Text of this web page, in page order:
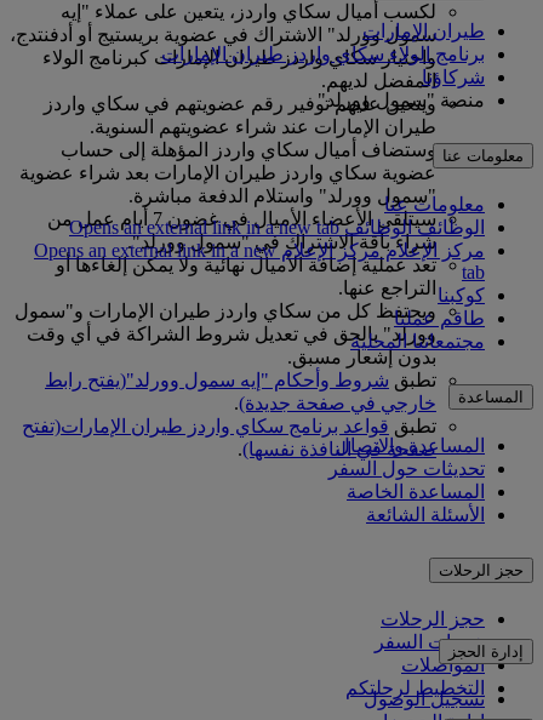
لكسب أميال سكاي واردز، يتعين على عملاء "إيه
سمول وورلد" الاشتراك في عضوية بريستيج أو أدفنتدج،
واختيار سكاي واردز طيران الإمارات كبرنامج الولاء
المفضل لديهم.
ويتعين عليهم توفير رقم عضويتهم في سكاي واردز
طيران الإمارات عند شراء عضويتهم السنوية.
وستضاف أميال سكاي واردز المؤهلة إلى حساب
عضوية سكاي واردز طيران الإمارات بعد شراء عضوية
"سمول وورلد" واستلام الدفعة مباشرة.
سيتلقى الأعضاء الأميال في غضون 7 أيام عمل من
شراء باقة الاشتراك في "سمول وورلد".
تعد عملية إضافة الأميال نهائية ولا يمكن إلغاءها أو
التراجع عنها.
ويحتفظ كل من سكاي واردز طيران الإمارات و"سمول
وورلد" بالحق في تعديل شروط الشراكة في أي وقت
بدون إشعار مسبق.
تطبق شروط وأحكام "إيه سمول وورلد"(يفتح رابط
خارجي في صفحة جديدة).
تطبق قواعد برنامج سكاي واردز طيران الإمارات(تفتح
صفحة في النافذة نفسها).
طيران الإمارات
برنامج الولاء سكاي واردز طيران الإمارات
شركاؤنا
منصة "سمول وورلد"
معلومات عنا
معلومات عنا
الوظائفالوظائف Opens an external link in a new tab
مركز الإعلام
مركز الإعلام Opens an external link in a new
tab
كوكبنا
طاقم عملنا
مجتمعاتنا المحلية
المساعدة
المساعدة والاتصال
تحديثات حول السفر
المساعدة الخاصة
الأسئلة الشائعة
حجز الرحلات
حجز الرحلات
خدمات السفر
المواصلات
التخطيط لرحلتكم
إدارة الحجز
تسجيل الوصول